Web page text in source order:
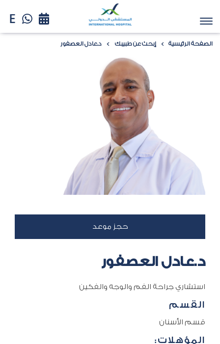
الصفحة الرئيسية إبحث عن طبيبك د.عادل العصفور
د.عادل العصفور
استشاري جراحة الفم والوجه والفكين
القسم
قسم الأسنان
المؤهلات: